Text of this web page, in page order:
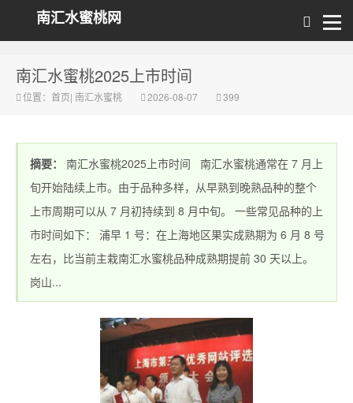
南汇水蜜桃网
南汇水蜜桃2025上市时间
位置： 首页| 南汇水蜜桃 2026-08-07 399
摘要：
南汇水蜜桃2025上市时间 南汇水蜜桃通常在 7 月上
旬开始陆续上市。由于品种多样，从早熟到晚熟品种的整个
上市周期可以从 7 月初持续到 8 月中旬。 一些常见品种的上
市时间如下： 浦早 1 号：在上海地区果实成熟期为 6 月 8 号
左右，比当前主栽南汇水蜜桃品种成熟期提前 30 天以上。
岗山...